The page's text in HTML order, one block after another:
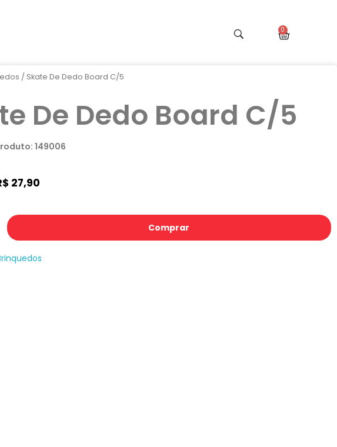
/ Skate De Dedo Board C/5
De Dedo Board C/5
149006
27,90
Comprar